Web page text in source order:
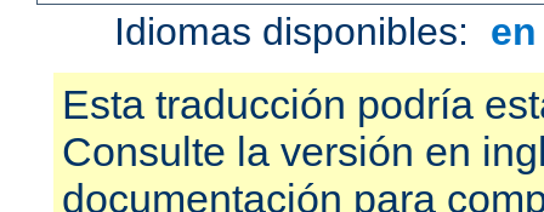
Idiomas disponibles:
Esta traducción podría
Consulte la versión en
documentación para